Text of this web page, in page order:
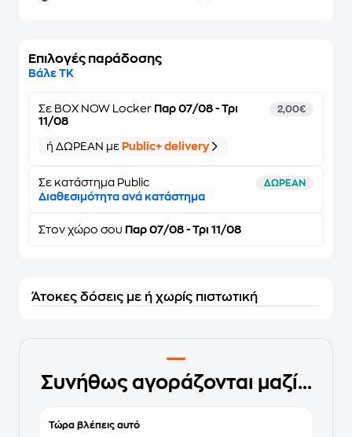
Επιλογές παράδοσης
Βάλε ΤΚ
Σε BOX NOW Locker Παρ 07/08 - Τρι
11/08
2,00€
ή ΔΩΡΕΑΝ με Public+ delivery
Σε κατάστημα Public ΔΩΡΕΑΝ
Διαθεσιμότητα ανά κατάστημα
Στον χώρο σου Παρ 07/08 - Τρι 11/08
Άτοκες δόσεις με ή χωρίς πιστωτική
Συνήθως αγοράζονται μαζί...
Τώρα βλέπεις αυτό